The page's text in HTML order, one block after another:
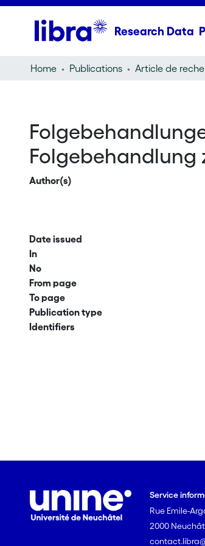
Research Data
Home Publications
Folgebehandlung
Author(s)
Date issued
In
No
From page
To page
Publication type
Identifiers
Service
Rue Emile-
2000